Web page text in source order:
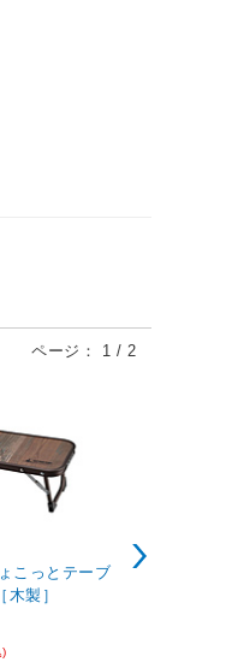
ページ： 1 / 2
こっとテーブ
木製］
)